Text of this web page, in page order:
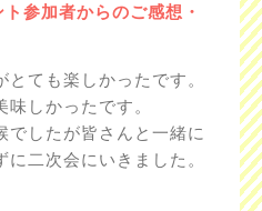
参加者からのご感想・
ても楽しかったです。
しかったです。
でしたが皆さんと一緒に
二次会にいきました。